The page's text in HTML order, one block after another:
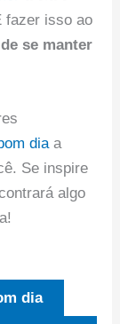
fazer isso ao
se manter
dia a
Se inspire
algo
dia